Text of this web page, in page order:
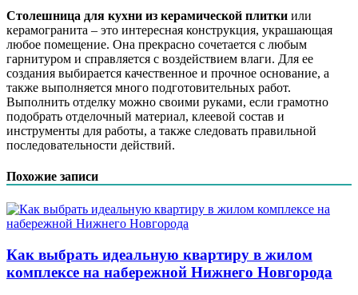
Столешница для кухни из керамической плитки или
керамогранита – это интересная конструкция, украшающая
любое помещение. Она прекрасно сочетается с любым
гарнитуром и справляется с воздействием влаги. Для ее
создания выбирается качественное и прочное основание, а
также выполняется много подготовительных работ.
Выполнить отделку можно своими руками, если грамотно
подобрать отделочный материал, клеевой состав и
инструменты для работы, а также следовать правильной
последовательности действий.
Похожие записи
Как выбрать идеальную квартиру в жилом
комплексе на набережной Нижнего Новгорода